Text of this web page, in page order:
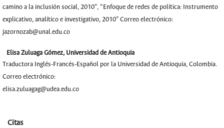
camino a la inclusión social, 2010”, “Enfoque de redes de política: Instrumento
explicativo, analítico e investigativo, 2010” Correo electrónico:
jazornozab@unal.edu.co
Elisa Zuluaga Gómez, Universidad de Antioquia
Traductora Inglés-Francés-Español por la Universidad de Antioquia, Colombia.
Correo electrónico:
elisa.zuluagag@udea.edu.co
Citas